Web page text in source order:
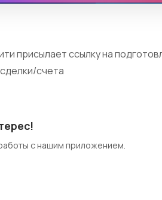
присылает ссылку на
счета
с нашим приложением.